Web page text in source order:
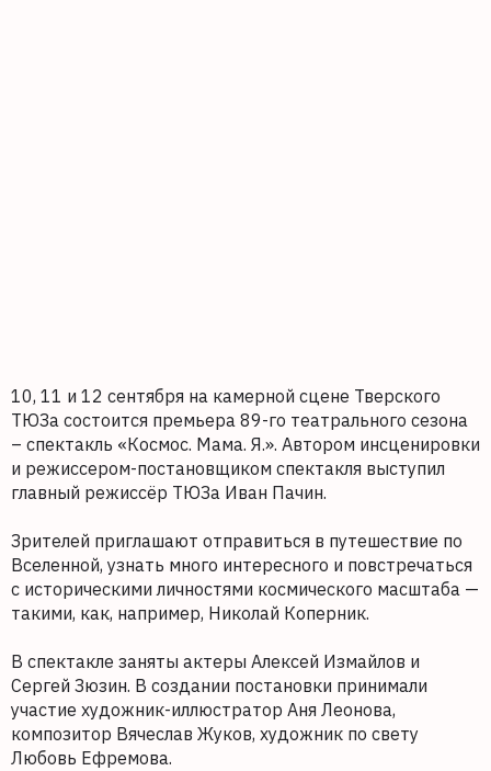
10, 11 и 12 сентября на камерной сцене Тверского
ТЮЗа состоится премьера 89-го театрального сезона
– спектакль «Космос. Мама. Я.». Автором инсценировки
и режиссером-постановщиком спектакля выступил
главный режиссёр ТЮЗа Иван Пачин.
Зрителей приглашают отправиться в путешествие по
Вселенной, узнать много интересного и повстречаться
с историческими личностями космического масштаба —
такими, как, например, Николай Коперник.
В спектакле заняты актеры Алексей Измайлов и
Сергей Зюзин. В создании постановки принимали
участие художник-иллюстратор Аня Леонова,
композитор Вячеслав Жуков, художник по свету
Любовь Ефремова.